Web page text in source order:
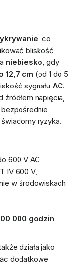
, co
bliskość
niebiesko, gdy
12,7 cm (od 1 do 5
sygnału AC.
źródłem napięcia,
ryzyka.
600 V AC
IV 600 V,
w środowiskach
000 godzin
działa jako
dodatkowe